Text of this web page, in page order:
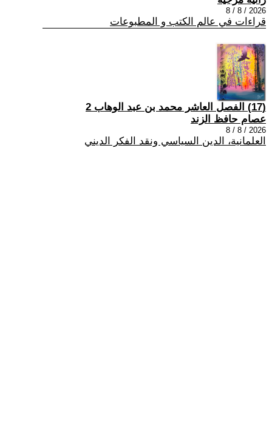
2026 / 8 / 8
قراءات في عالم الكتب و المطبوعات
(17) الفصل العاشر محمد بن عبد الوهاب 2
عصام حافظ الزند
2026 / 8 / 8
العلمانية، الدين السياسي ونقد الفكر الديني